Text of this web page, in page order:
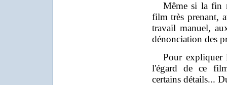
Même si la fin
film très prenant,
travail manuel,
dénonciation des
Pour expliquer
l'égard de ce
certains détails...